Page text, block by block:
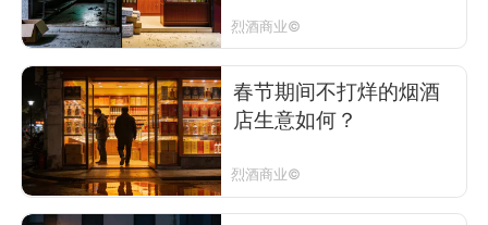
烈酒商业©
春节期间不打烊的烟酒
店生意如何？
烈酒商业©